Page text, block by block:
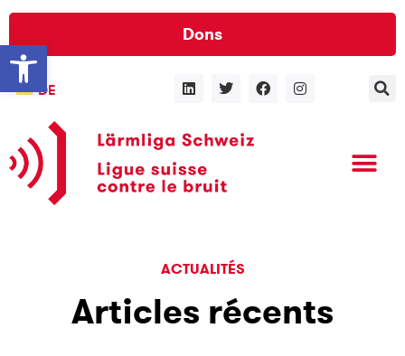
Ouvrir la barre d’outils
DE
Dons
ACTUALITÉS
Articles récents